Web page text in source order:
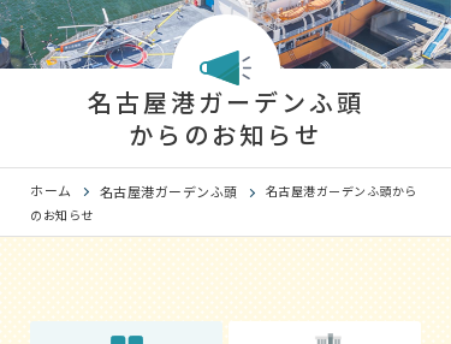
名古屋港ガーデンふ頭
からのお知らせ
ホーム 名古屋港ガーデンふ頭
名古屋港ガーデンふ頭から
のお知らせ